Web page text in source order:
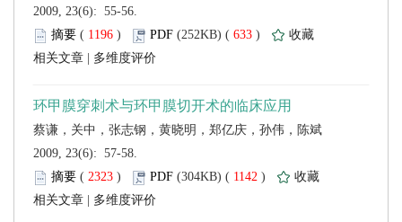
2009, 23(6): 55-56.
(
) 633 )
2009, 23(6): 57-58.
(
) 1142 )